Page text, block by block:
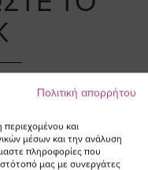
Πολιτική απορρήτου
και
μέσων και την ανάλυση
πληροφορίες που
μας με συνεργάτες